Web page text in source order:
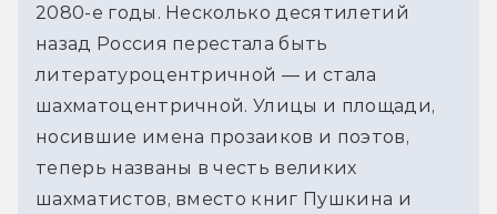
2080-е годы. Несколько десятилетий
назад Россия перестала быть
литературоцентричной — и стала
шахматоцентричной. Улицы и площади,
носившие имена прозаиков и поэтов,
теперь названы в честь великих
шахматистов, вместо книг Пушкина и